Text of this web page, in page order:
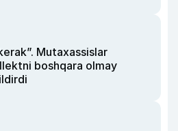
Mutaxassislar
boshqara olmay